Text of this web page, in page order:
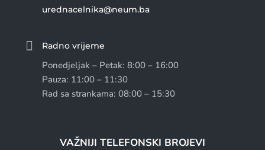
urednacelnika@neum.ba
 Radno vrijeme
Ponedjeljak – Petak: 8:00 – 16:00
Pauza: 11:00 – 11:30
Rad sa strankama: 08:00 – 15:30
VAŽNIJI TELEFONSKI BROJEVI